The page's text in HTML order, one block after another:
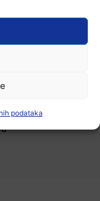
podataka
otežana